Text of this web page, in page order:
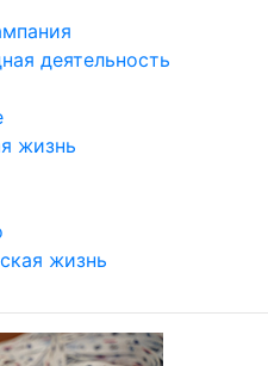
деятельность
жизнь
жизнь